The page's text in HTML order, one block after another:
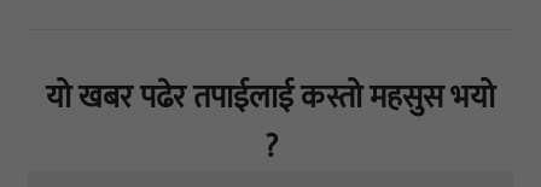
यो खबर पढेर तपाईलाई कस्तो महसुस भयो
?